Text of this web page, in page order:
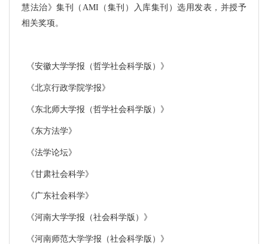
慧法治》集刊（ AMI （集刊）入库集刊）选用发表，并授予
相关奖项。
《安徽大学学报（哲学社会科学版）》
《北京行政学院学报》
《东北师大学报（哲学社会科学版）》
《东方法学》
《法学论坛》
《甘肃社会科学》
《广东社会科学》
《河南大学学报（社会科学版）》
《河南师范大学学报（社会科学版）》